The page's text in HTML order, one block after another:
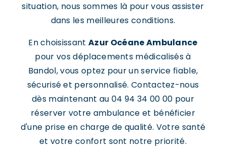
situation, nous sommes là pour vous assister
dans les meilleures conditions.
En choisissantAzur Océane Ambulance
pour vos déplacements médicalisés à
Bandol, vous optez pour un service fiable,
sécurisé et personnalisé. Contactez-nous
dès maintenant au 04 94 34 00 00 pour
réserver votre ambulance et bénéficier
d'une prise en charge de qualité. Votre santé
et votre confort sont notre priorité.